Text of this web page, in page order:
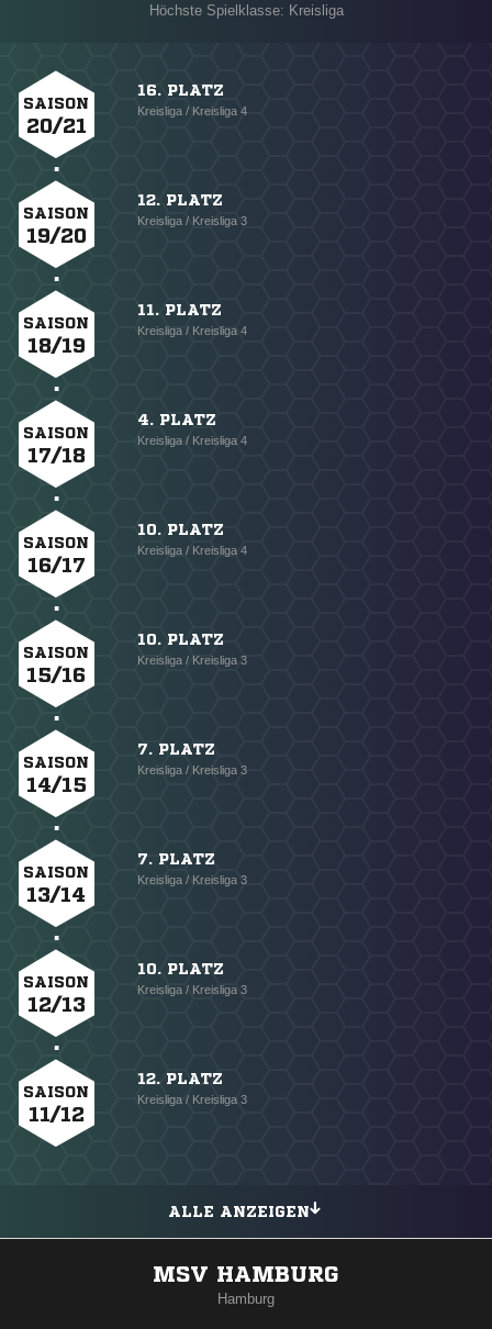
Höchste Spielklasse: Kreisliga
SAISON
20/21
16. PLATZ
Kreisliga / Kreisliga 4
SAISON
19/20
12. PLATZ
Kreisliga / Kreisliga 3
SAISON
18/19
11. PLATZ
Kreisliga / Kreisliga 4
SAISON
17/18
4. PLATZ
Kreisliga / Kreisliga 4
SAISON
16/17
10. PLATZ
Kreisliga / Kreisliga 4
SAISON
15/16
10. PLATZ
Kreisliga / Kreisliga 3
SAISON
14/15
7. PLATZ
Kreisliga / Kreisliga 3
SAISON
13/14
7. PLATZ
Kreisliga / Kreisliga 3
SAISON
12/13
10. PLATZ
Kreisliga / Kreisliga 3
SAISON
11/12
12. PLATZ
Kreisliga / Kreisliga 3
ALLE ANZEIGEN
MSV HAMBURG
Hamburg